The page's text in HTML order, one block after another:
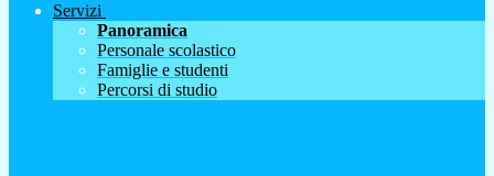
Servizi
Panoramica
Personale scolastico
Famiglie e studenti
Percorsi di studio